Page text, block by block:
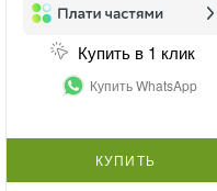
Купить в 1 клик
Купить WhatsApp
КУПИТЬ